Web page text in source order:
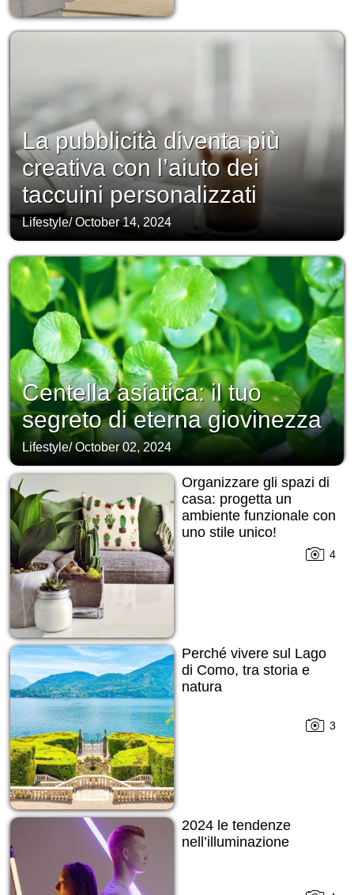
La pubblicità diventa più
creativa con l’aiuto dei
taccuini personalizzati
Lifestyle/October 14, 2024
Centella asiatica: il tuo
segreto di eterna giovinezza
Lifestyle/October 02, 2024
Organizzare gli spazi di
casa: progetta un
ambiente funzionale con
uno stile unico!
4
Perché vivere sul Lago
di Como, tra storia e
natura
3
2024 le tendenze
nell’illuminazione